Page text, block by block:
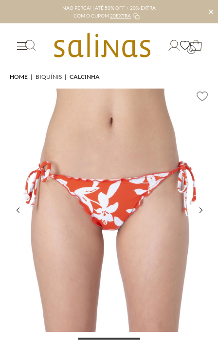
NÃO PERCA! | ATÉ 50% OFF + 20% EXTRA
COM O CUPOM 20EXTRA ✕
0
HOME | BIQUÍNIS | CALCINHA